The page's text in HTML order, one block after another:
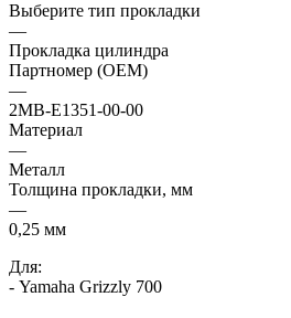
Выберите тип прокладки
—
Прокладка цилиндра
Партномер (OEM)
—
2MB-E1351-00-00
Материал
—
Металл
Толщина прокладки, мм
—
0,25 мм
Для:
- Yamaha Grizzly 700